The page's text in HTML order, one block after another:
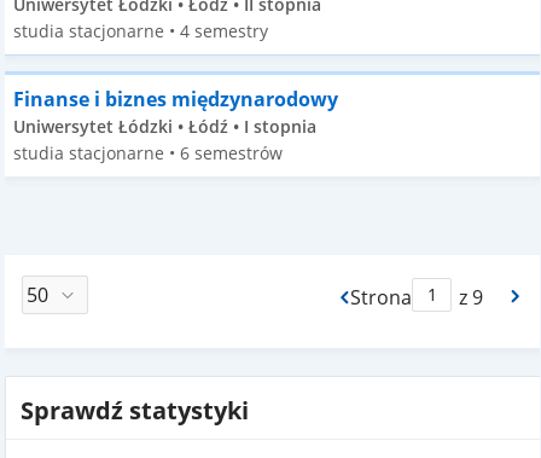
studia stacjonarne • 4 semestry
Finanse i biznes międzynarodowy
Uniwersytet Łódzki • Łódź • I stopnia
studia stacjonarne • 6 semestrów
Strona
Max Stronaz 9
Sprawdź statystyki